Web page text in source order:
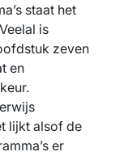
staat het
is
zeven
en
lijkt alsof de
er